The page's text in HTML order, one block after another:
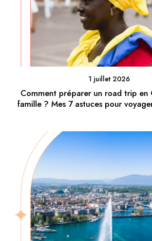
1 juillet 2026
Comment préparer un road trip en
famille ? Mes 7 astuces pour